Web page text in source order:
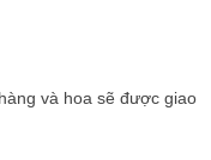
và hoa sẽ được giao